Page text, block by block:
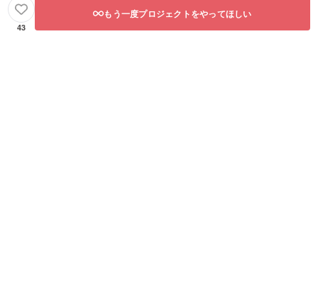
43
もう一度プロジェクトをやってほしい